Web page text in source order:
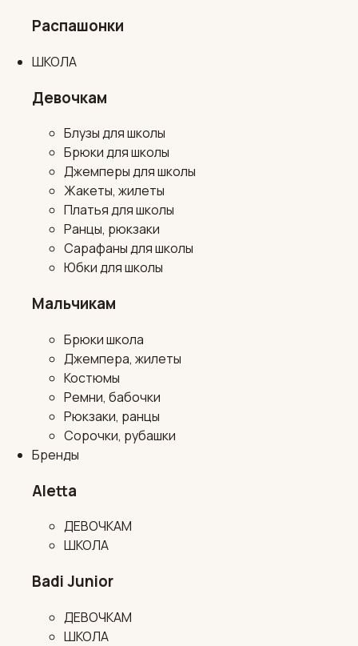
Распашонки
ШКОЛА
Девочкам
Блузы для школы
Брюки для школы
Джемперы для школы
Жакеты, жилеты
Платья для школы
Ранцы, рюкзаки
Сарафаны для школы
Юбки для школы
Мальчикам
Брюки школа
Джемпера, жилеты
Костюмы
Ремни, бабочки
Рюкзаки, ранцы
Сорочки, рубашки
Бренды
Aletta
ДЕВОЧКАМ
ШКОЛА
Badi Junior
ДЕВОЧКАМ
ШКОЛА